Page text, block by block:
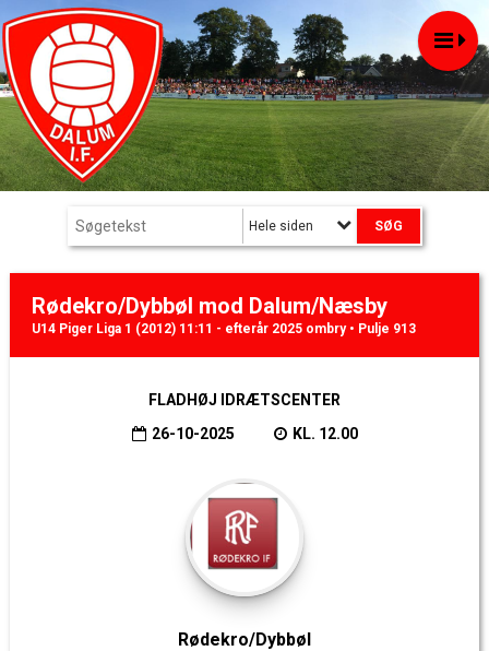
Hele siden
Rødekro/Dybbøl mod Dalum/Næsby
U14 Piger Liga 1 (2012) 11:11 - efterår 2025 ombry • Pulje 913
FLADHØJ IDRÆTSCENTER
26-10-2025
KL. 12.00
Rødekro/Dybbøl